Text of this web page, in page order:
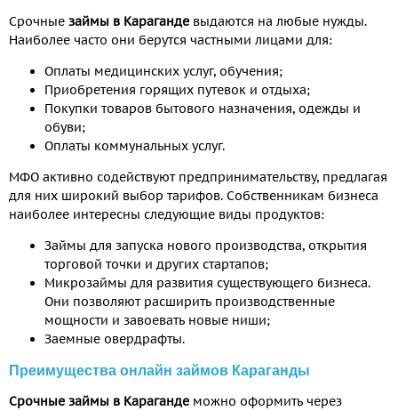
Срочные займы в Караганде выдаются на любые нужды.
Наиболее часто они берутся частными лицами для:
Оплаты медицинских услуг, обучения;
Приобретения горящих путевок и отдыха;
Покупки товаров бытового назначения, одежды и
обуви;
Оплаты коммунальных услуг.
МФО активно содействуют предпринимательству, предлагая
для них широкий выбор тарифов. Собственникам бизнеса
наиболее интересны следующие виды продуктов:
Займы для запуска нового производства, открытия
торговой точки и других стартапов;
Микрозаймы для развития существующего бизнеса.
Они позволяют расширить производственные
мощности и завоевать новые ниши;
Заемные овердрафты.
Преимущества онлайн займов Караганды
Срочные займы в Караганде можно оформить через